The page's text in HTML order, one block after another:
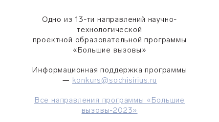
Одно из 13-ти направлений научно-
технологической
проектной образовательной программы
«Большие вызовы»
Информационная поддержка программы
— konkurs@sochisirius.ru
Все направления программы «Большие
вызовы-2023»